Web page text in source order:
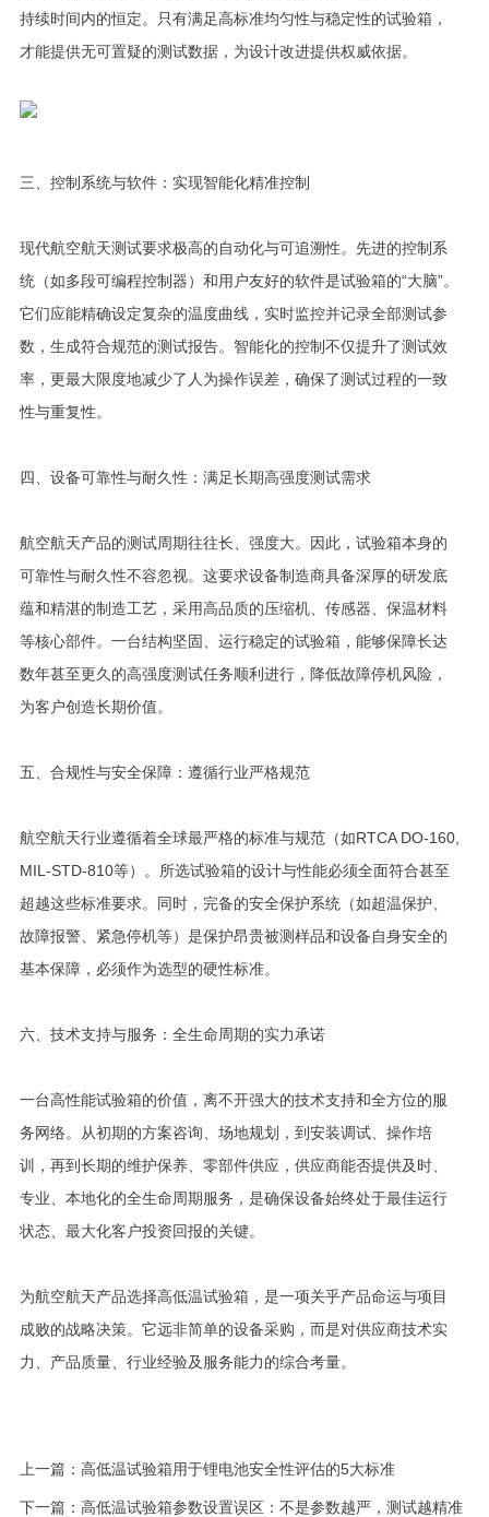
持续时间内的恒定。只有满足高标准均匀性与稳定性的试验箱，
才能提供无可置疑的测试数据，为设计改进提供权威依据。
三、控制系统与软件：实现智能化精准控制
现代航空航天测试要求极高的自动化与可追溯性。先进的控制系
统（如多段可编程控制器）和用户友好的软件是试验箱的“大脑”。
它们应能精确设定复杂的温度曲线，实时监控并记录全部测试参
数，生成符合规范的测试报告。智能化的控制不仅提升了测试效
率，更最大限度地减少了人为操作误差，确保了测试过程的一致
性与重复性。
四、设备可靠性与耐久性：满足长期高强度测试需求
航空航天产品的测试周期往往长、强度大。因此，试验箱本身的
可靠性与耐久性不容忽视。这要求设备制造商具备深厚的研发底
蕴和精湛的制造工艺，采用高品质的压缩机、传感器、保温材料
等核心部件。一台结构坚固、运行稳定的试验箱，能够保障长达
数年甚至更久的高强度测试任务顺利进行，降低故障停机风险，
为客户创造长期价值。
五、合规性与安全保障：遵循行业严格规范
航空航天行业遵循着全球最严格的标准与规范（如RTCA DO-160,
MIL-STD-810等）。所选试验箱的设计与性能必须全面符合甚至
超越这些标准要求。同时，完备的安全保护系统（如超温保护、
故障报警、紧急停机等）是保护昂贵被测样品和设备自身安全的
基本保障，必须作为选型的硬性标准。
六、技术支持与服务：全生命周期的实力承诺
一台高性能试验箱的价值，离不开强大的技术支持和全方位的服
务网络。从初期的方案咨询、场地规划，到安装调试、操作培
训，再到长期的维护保养、零部件供应，供应商能否提供及时、
专业、本地化的全生命周期服务，是确保设备始终处于最佳运行
状态、最大化客户投资回报的关键。
为航空航天产品选择高低温试验箱，是一项关乎产品命运与项目
成败的战略决策。它远非简单的设备采购，而是对供应商技术实
力、产品质量、行业经验及服务能力的综合考量。
上一篇： 高低温试验箱用于锂电池安全性评估的5大标准
下一篇： 高低温试验箱参数设置误区：不是参数越严，测试越精准